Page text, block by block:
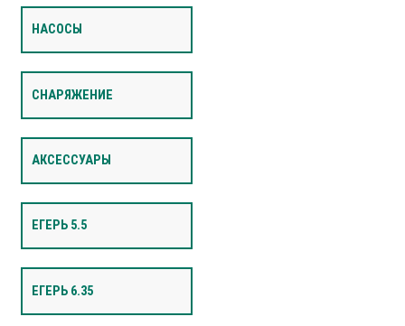
НАСОСЫ
СНАРЯЖЕНИЕ
АКСЕССУАРЫ
ЕГЕРЬ 5.5
ЕГЕРЬ 6.35